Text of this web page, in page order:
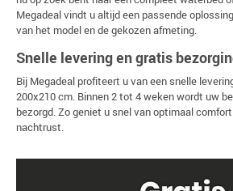
Megadeal vindt u altijd een passende
van het model en de gekozen afmeting.
Snelle levering en gratis
Bij Megadeal profiteert u van een snelle
200x210 cm. Binnen 2 tot 4 weken wordt uw
bezorgd. Zo geniet u snel van optimaal
nachtrust.